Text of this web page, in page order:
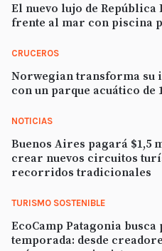
El nuevo lujo de
frente al mar con piscina
CRUCEROS
Norwegian transforma su
con un parque acuático de
NOTICIAS
Buenos Aires pagará $1,5
crear nuevos circuitos
recorridos tradicionales
TURISMO SOSTENIBLE
EcoCamp Patagonia
temporada: desde